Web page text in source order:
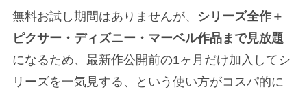
無料お試し期間はありませんが、
シリーズ全作＋
ピクサー・ディズニー・マーベル作品まで見放題
になるため、最新作公開前の1ヶ月だけ加入してシ
リーズを一気見する、という使い方がコスパ的に